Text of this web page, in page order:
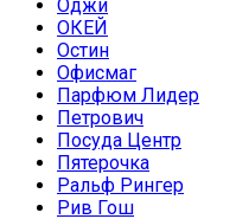
Оджи
ОКЕЙ
Остин
Офисмаг
Парфюм Лидер
Петрович
Посуда Центр
Пятерочка
Ральф Рингер
Рив Гош